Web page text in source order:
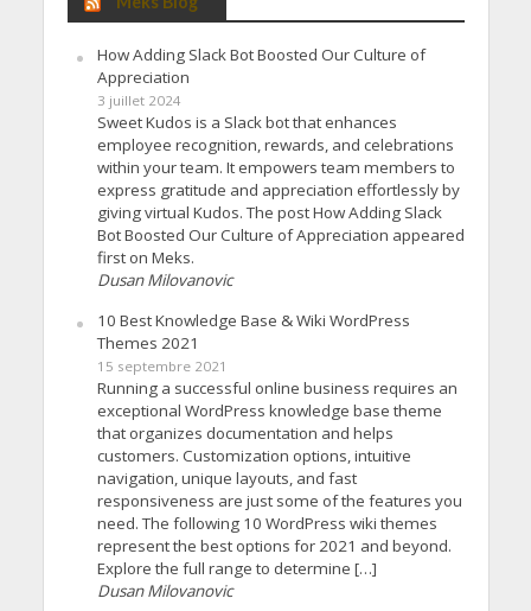
How Adding Slack Bot Boosted Our Culture of
Appreciation
3 juillet 2024
Sweet Kudos is a Slack bot that enhances
employee recognition, rewards, and celebrations
within your team. It empowers team members to
express gratitude and appreciation effortlessly by
giving virtual Kudos. The post How Adding Slack
Bot Boosted Our Culture of Appreciation appeared
first on Meks.
Dusan Milovanovic
10 Best Knowledge Base & Wiki WordPress
Themes 2021
15 septembre 2021
Running a successful online business requires an
exceptional WordPress knowledge base theme
that organizes documentation and helps
customers. Customization options, intuitive
navigation, unique layouts, and fast
responsiveness are just some of the features you
need. The following 10 WordPress wiki themes
represent the best options for 2021 and beyond.
Explore the full range to determine […]
Dusan Milovanovic